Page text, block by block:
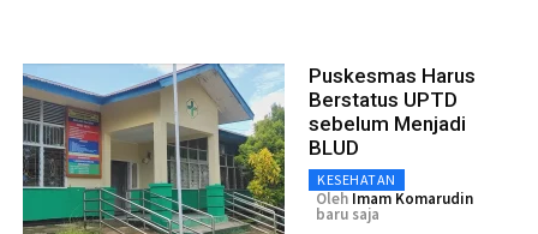
Puskesmas Harus
Berstatus UPTD
sebelum Menjadi
BLUD
KESEHATAN
Oleh Imam Komarudin
baru saja